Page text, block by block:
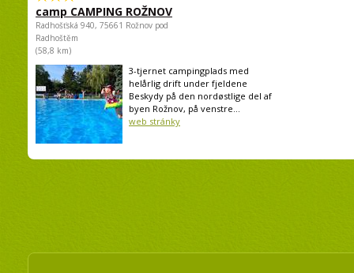
camp CAMPING ROŽNOV
Radhošťská 940, 75661 Rožnov pod
Radhoštěm
(58,8 km)
3-tjernet campingplads med
helårlig drift under fjeldene
Beskydy på den nordøstlige del af
byen Rožnov, på venstre...
web stránky